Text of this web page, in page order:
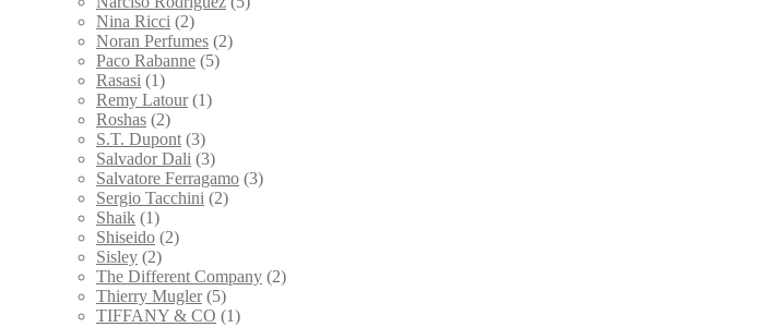
Nina Ricci (2)
Noran Perfumes (2)
Paco Rabanne (5)
Rasasi (1)
Remy Latour (1)
Roshas (2)
S.T. Dupont (3)
Salvador Dali (3)
Salvatore Ferragamo (3)
Sergio Tacchini (2)
Shaik (1)
Shiseido (2)
Sisley (2)
The Different Company (2)
Thierry Mugler (5)
TIFFANY & CO (1)